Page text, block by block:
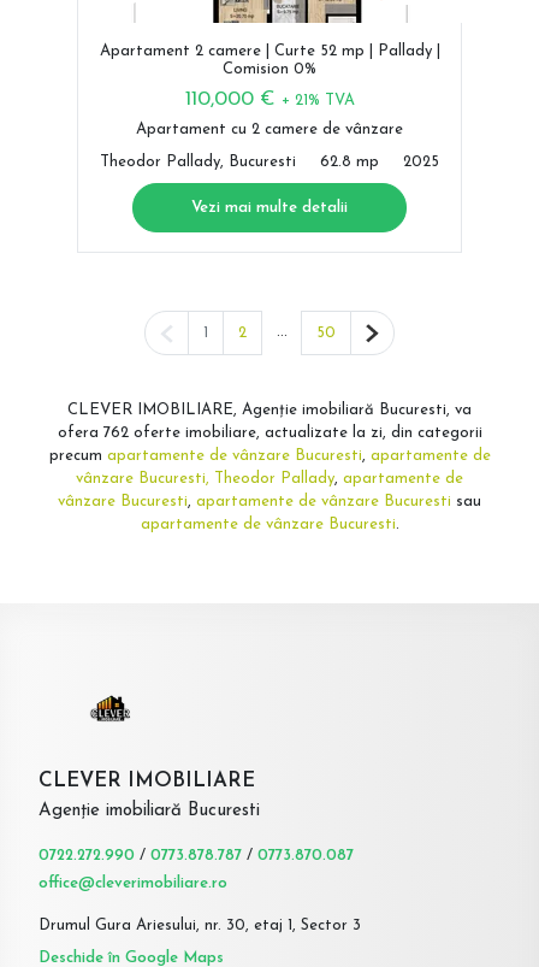
Apartament 2 camere | Curte 52 mp | Pallady |
Comision 0%
110,000 € + 21% TVA
Apartament cu 2 camere de vânzare
Theodor Pallady, Bucuresti 62.8 mp 2025
Vezi mai multe detalii
Pagina anterioară
1 2 ... 50 Pagina următoare
CLEVER IMOBILIARE, Agenție imobiliară Bucuresti, va
ofera 762 oferte imobiliare, actualizate la zi, din categorii
precum apartamente de vânzare Bucuresti, apartamente de
vânzare Bucuresti, Theodor Pallady, apartamente de
vânzare Bucuresti, apartamente de vânzare Bucuresti sau
apartamente de vânzare Bucuresti.
CLEVER IMOBILIARE
Agenție imobiliară Bucuresti
0722.272.990 / 0773.878.787 / 0773.870.087
office@cleverimobiliare.ro
Drumul Gura Ariesului, nr. 30, etaj 1, Sector 3
Deschide în Google Maps